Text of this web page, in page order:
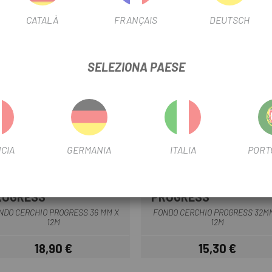
Multiplo
CERCHIO PROGRESS 36 MM X
12M
Prezzo
18,90 €
Bianco
Nero
PROGRESS
FONDO CERCHIO PROGRESS
12M
Prezzo
15,30 €
CATALÀ FRANÇAIS DEUTSCH
SELEZIONA PAESE
GERMANIA ITALIA